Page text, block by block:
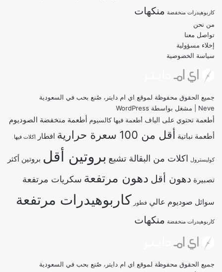
كاربوهيدرات منخفضة منكهات
من نحن
تواصل معنا
إخلاء مسؤولية
سياسة الخصوصية
جميع الحقوق محفوظة لموقع اي ام دايتر، صُنع بحب في السعودية
Neve | مشغل بواسطة WordPress
أطعمة تحتوي على الياف أطعمة فيها كالسيوم أطعمة منخفضة الصوديوم
أطعمة نباتية أقل من 100 سعرة حرارية افطار اكلات فيها
كوليسترول اكلات من البقالة تشبع بروتين أقل بروتين أكثر
تصبيرة دهون أقل دهون مرتفعة سكريات مرتفعة
سوائل صوديوم عالي فطور كاربوهيدرات مرتفعة
كاربوهيدرات منخفضة منكهات
جميع الحقوق محفوظة لموقع اي ام دايتر، صُنع بحب في السعودية